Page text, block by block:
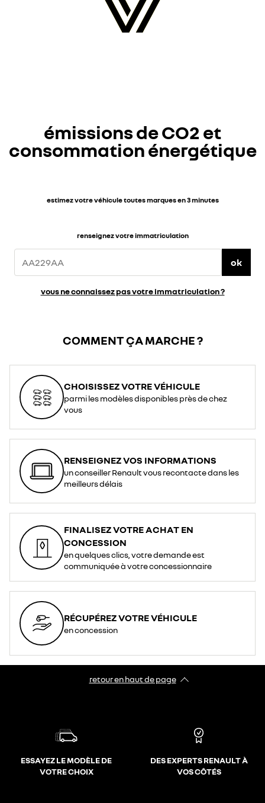
émissions de CO2 et
consommation énergétique
estimez votre véhicule toutes marques en 3 minutes
renseignez votre immatriculation
ok
vous ne connaissez pas votre immatriculation ?
COMMENT ÇA MARCHE ?
CHOISISSEZ VOTRE VÉHICULE
parmi les modèles disponibles près de chez
vous
RENSEIGNEZ VOS INFORMATIONS
un conseiller Renault vous recontacte dans les
meilleurs délais
FINALISEZ VOTRE ACHAT EN
CONCESSION
en quelques clics, votre demande est
communiquée à votre concessionnaire
RÉCUPÉREZ VOTRE VÉHICULE
en concession
retour en haut de page​
ESSAYEZ LE MODÈLE DE
VOTRE CHOIX
DES EXPERTS RENAULT À
VOS CÔTÉS